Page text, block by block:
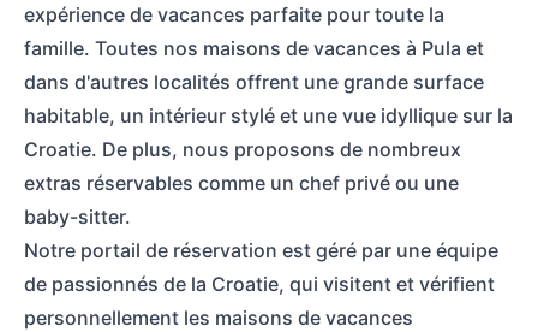
expérience de vacances parfaite pour toute la
famille. Toutes nos maisons de vacances à Pula et
dans d'autres localités offrent une grande surface
habitable, un intérieur stylé et une vue idyllique sur la
Croatie. De plus, nous proposons de nombreux
extras réservables comme un chef privé ou une
baby-sitter.
Notre portail de réservation est géré par une équipe
de passionnés de la Croatie, qui visitent et vérifient
personnellement les maisons de vacances